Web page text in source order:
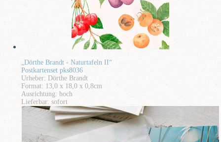
„Dörthe Brandt - Naturtafeln II“
Postkartenset pks8036
Urheber: Dörthe Brandt
Format: 13,0 x 18,0 x 0,8cm
Ausrichtung: hoch
Lieferbar: sofort